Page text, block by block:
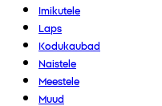
Imikutele
Laps
Kodukaubad
Naistele
Meestele
Muud